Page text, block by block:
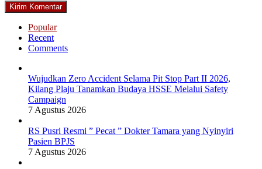
Popular
Recent
Comments
Wujudkan Zero Accident Selama Pit Stop Part II 2026,
Kilang Plaju Tanamkan Budaya HSSE Melalui Safety
Campaign
7 Agustus 2026
RS Pusri Resmi ” Pecat ” Dokter Tamara yang Nyinyiri
Pasien BPJS
7 Agustus 2026